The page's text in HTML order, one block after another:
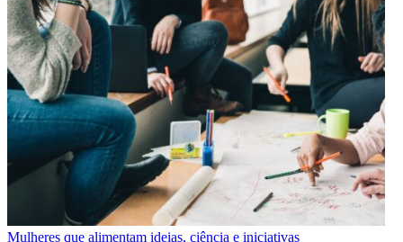
Mulheres que alimentam ideias, ciência e iniciativas